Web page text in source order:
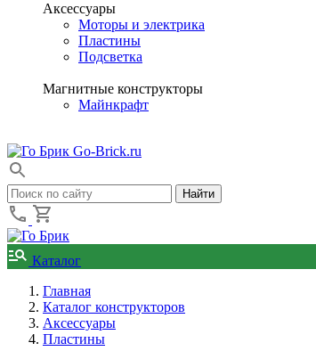
Аксессуары
Моторы и электрика
Пластины
Подсветка
Магнитные конструкторы
Майнкрафт
Go-Brick.ru
Каталог
Главная
Каталог конструкторов
Аксессуары
Пластины